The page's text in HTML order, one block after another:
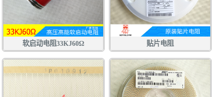
软启动电阻33KJ60Ω 贴片电阻